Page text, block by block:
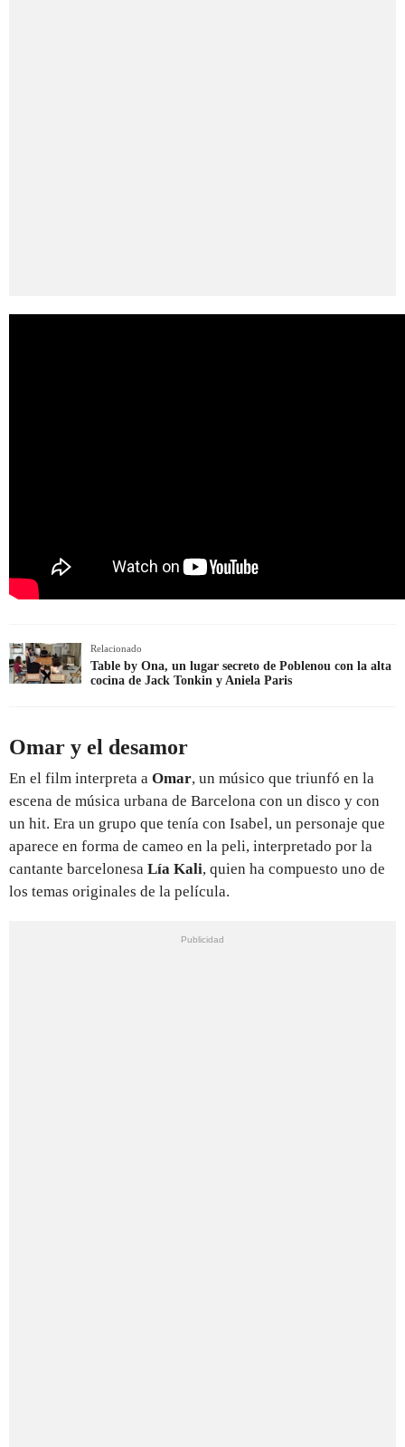
Relacionado
Table by Ona, un lugar secreto de Poblenou con la alta
cocina de Jack Tonkin y Aniela Paris
Omar y el desamor
En el film interpreta a Omar, un músico que triunfó en la
escena de música urbana de Barcelona con un disco y con
un hit. Era un grupo que tenía con Isabel, un personaje que
aparece en forma de cameo en la peli, interpretado por la
cantante barcelonesa Lía Kali, quien ha compuesto uno de
los temas originales de la película.